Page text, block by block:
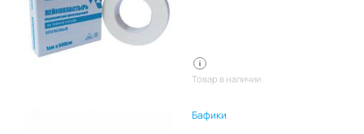
Товар в наличии
Бафики